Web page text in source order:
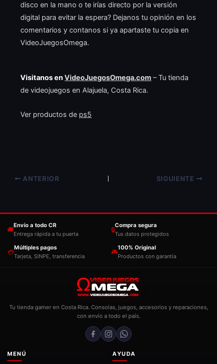
disco en la mano o te irías directo por la versión
digital para evitar la espera? Dejanos tu opinión en los
comentarios y contanos si ya apartaste tu copia en
VideoJuegosOmega.
Visitanos enVideoJuegosOmega.com – Tu tienda
de videojuegos en Alajuela, Costa Rica.
Ver productos de ps5
ANTERIOR SIGUIENTE
🚚
Envío a todo CR
Entrega rápida a tu puerta
🔒
Compra segura
Tus datos protegidos
💳
Múltiples pagos
Tarjeta, SINPE, transferencia
🎮
100% Original
Productos con garantía
Tu tienda gamer en Costa Rica. Consolas, juegos, accesorios y reparaciones,
con envío a todo el país.
MENÚ AYUDA